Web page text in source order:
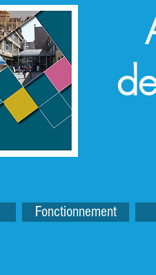
Fonctionnement